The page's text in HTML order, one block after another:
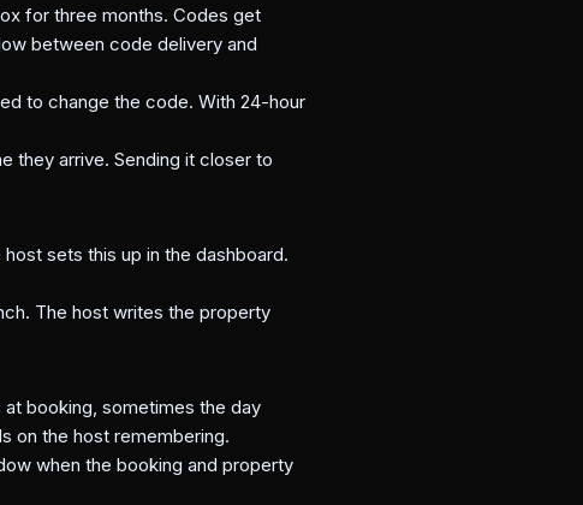
for three months. Codes get
between code delivery and
to change the code. With 24-hour
they arrive. Sending it closer to
sets this up in the dashboard.
The host writes the property
booking, sometimes the day
on the host remembering.
when the booking and property